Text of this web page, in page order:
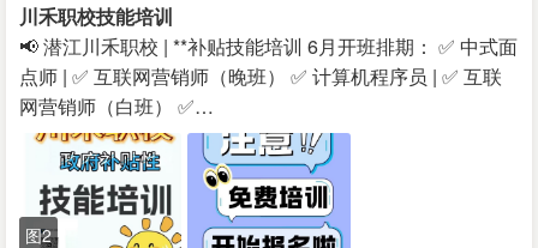
川禾职校技能培训
📢 潜江川禾职校 | **补贴技能培训 6月开班排期： ✅ 中式面
点师 | ✅ 互联网营销师（晚班） ✅ 计算机程序员 | ✅ 互联
网营销师（白班） ✅…
图2